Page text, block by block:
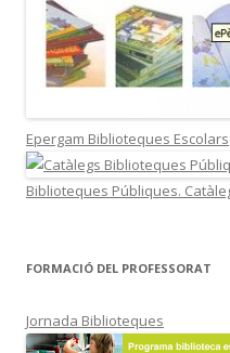
Epergam Biblioteques Escolars
Biblioteques Públiques.
FORMACIÓ DEL PROFESSORAT
Jornada Biblioteques